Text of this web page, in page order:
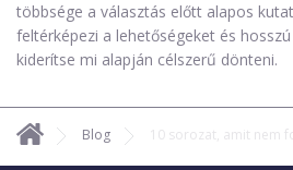
többsége a választás előtt alapos
feltérképezi a lehetőségeket és
kiderítse mi alapján célszerű dönteni.
Blog 10 sorozat, amit nem